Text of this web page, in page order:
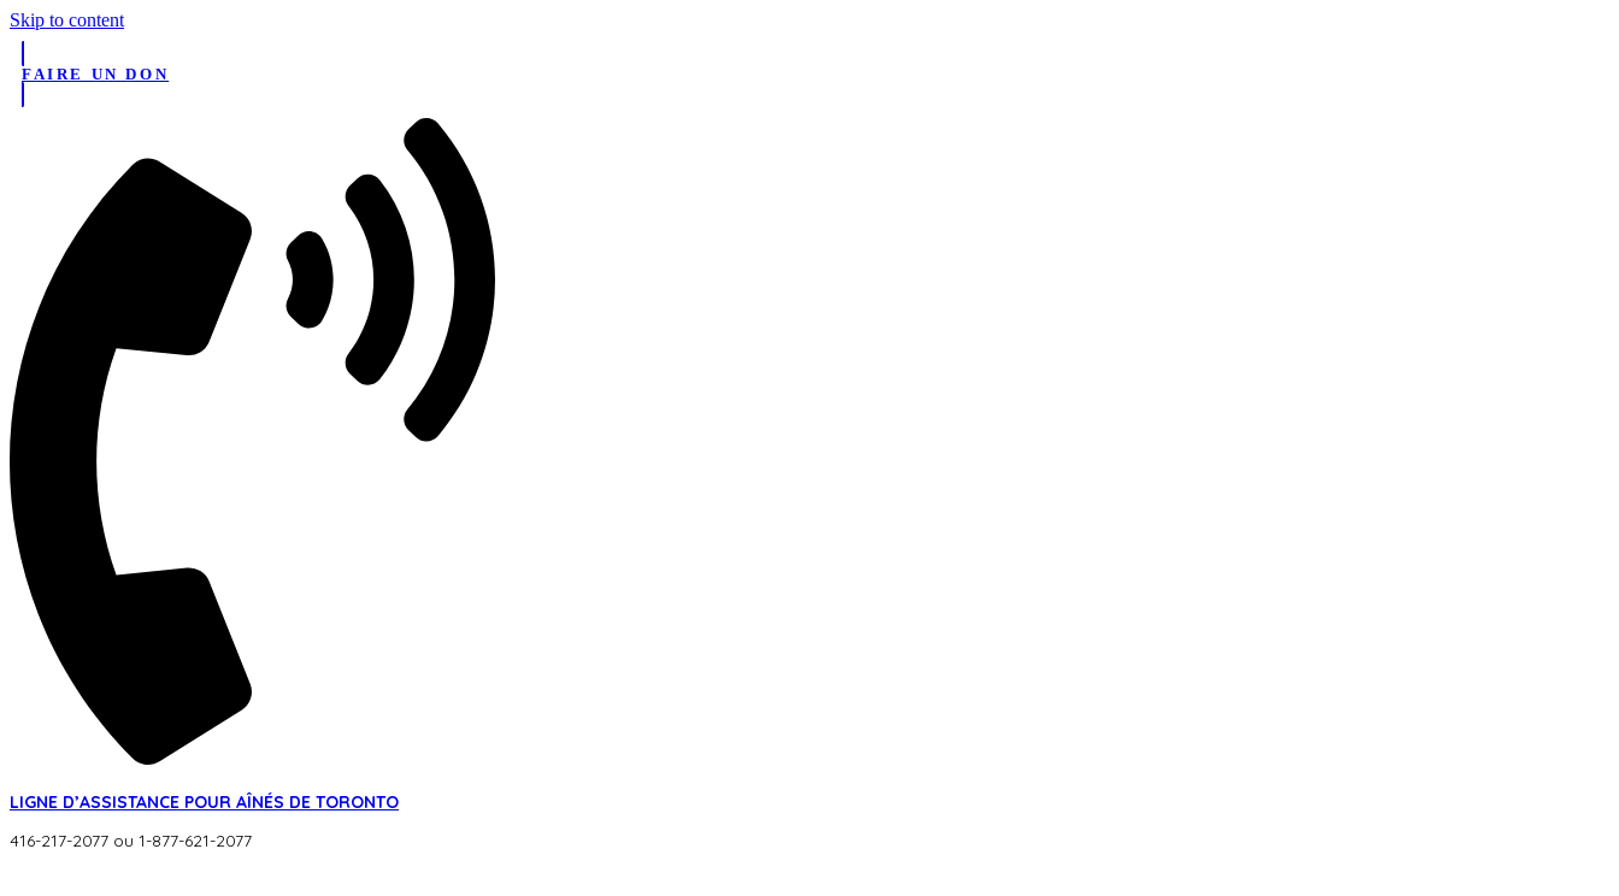
Skip to content
FAIRE UN DON
LIGNE D’ASSISTANCE POUR AÎNÉS DE TORONTO
416-217-2077 ou 1-877-621-2077